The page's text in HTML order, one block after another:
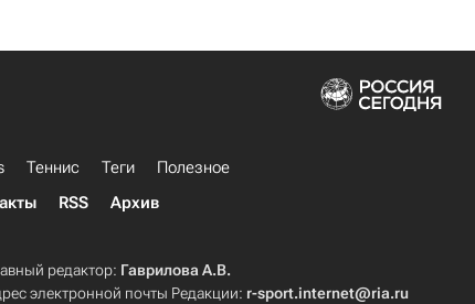
Теннис Теги
Полезное
RSS Архив
редактор: Гаврилова А.В.
электронной почты Редакции: r-sport.internet@ria.ru